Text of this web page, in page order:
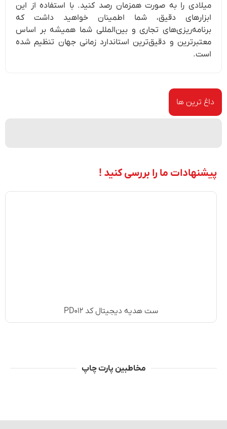
میلادی را به صورت همزمان رصد کنید. با استفاده از این
ابزارهای دقیق، شما اطمینان خواهید داشت که
برنامه‌ریزی‌های تجاری و بین‌المللی شما همیشه بر اساس
معتبرترین و دقیق‌ترین استاندارد زمانی جهان تنظیم شده
است.
داغ ترین ها
پیشنهادات ما را بررسی کنید !
ست هدیه دیجیتال کد PD۰۱۲
مخاطبین پارت چاپ